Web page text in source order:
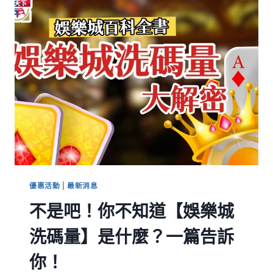
優惠活動 |最新消息
不是吧！你不知道【娛樂城
洗碼量】是什麼？一篇告訴
你！